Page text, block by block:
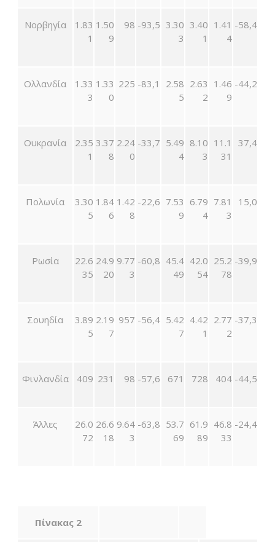
Νορβηγία
1.83
1
1.50
9
98 -93,5 3.30
3
3.40
1
1.41
4
-58,4
Ολλανδία
1.33
3
1.33
0
225 -83,1
2.58
5
2.63
2
1.46
9
-44,2
Ουκρανία
2.35
1
3.37
8
2.24
0
-33,7 5.49
4
8.10
3
11.1
31
37,4
Πολωνία
3.30
5
1.84
6
1.42
8
-22,6 7.53
9
6.79
4
7.81
3
15,0
Ρωσία
22.6
35
24.9
20
9.77
3
-60,8 45.4
49
42.0
54
25.2
78
-39,9
Σουηδία
3.89
5
2.19
7
957 -56,4 5.42
7
4.42
1
2.77
2
-37,3
Φινλανδία 409 231 98 -57,6 671 728 404 -44,5
Άλλες
26.0
72
26.6
18
9.64
3
-63,8 53.7
69
61.9
89
46.8
33
-24,4
Πίνακας 2